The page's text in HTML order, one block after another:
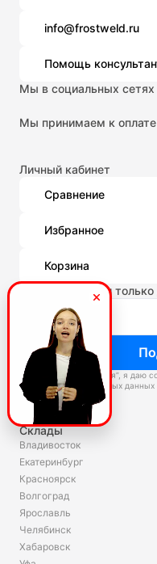
info@frostweld.ru
Помощь
Мы в социальных сетях
Мы принимаем к оплате
Личный кабинет
Сравнение
Избранное
Корзина
Новости и акции
Нажимая “Подписаться”, я даю
обработку персональных данных
Склады
Владивосток
Екатеринбург
Красноярск
Волгоград
Ярославль
Челябинск
Хабаровск